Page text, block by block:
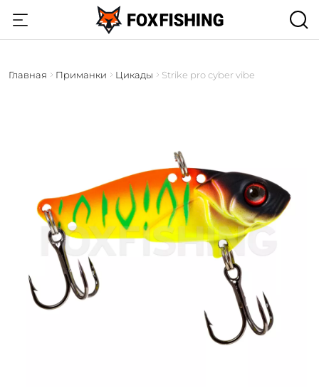
Главная Приманки Цикады Strike pro cyber vibe